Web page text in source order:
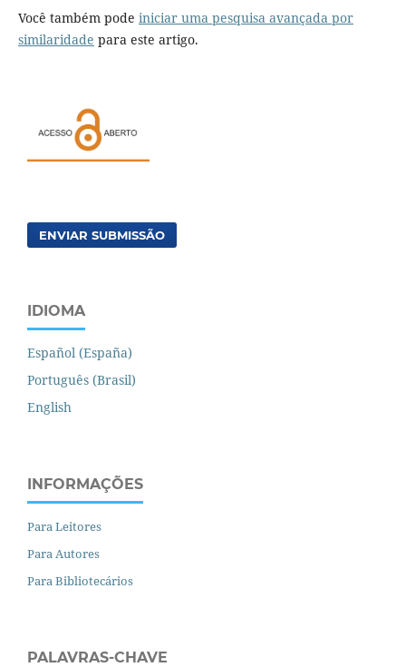
Você também pode iniciar uma pesquisa avançada por
similaridade para este artigo.
ENVIAR SUBMISSÃO
IDIOMA
Español (España)
Português (Brasil)
English
INFORMAÇÕES
Para Leitores
Para Autores
Para Bibliotecários
PALAVRAS-CHAVE